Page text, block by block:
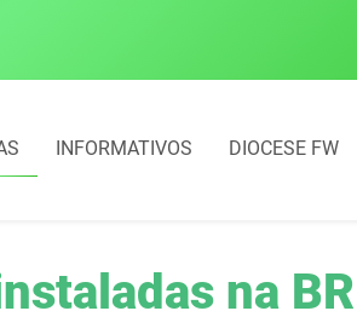
Cobrança do estacionamento
INFORMATIVOS DIOCESE FW
na